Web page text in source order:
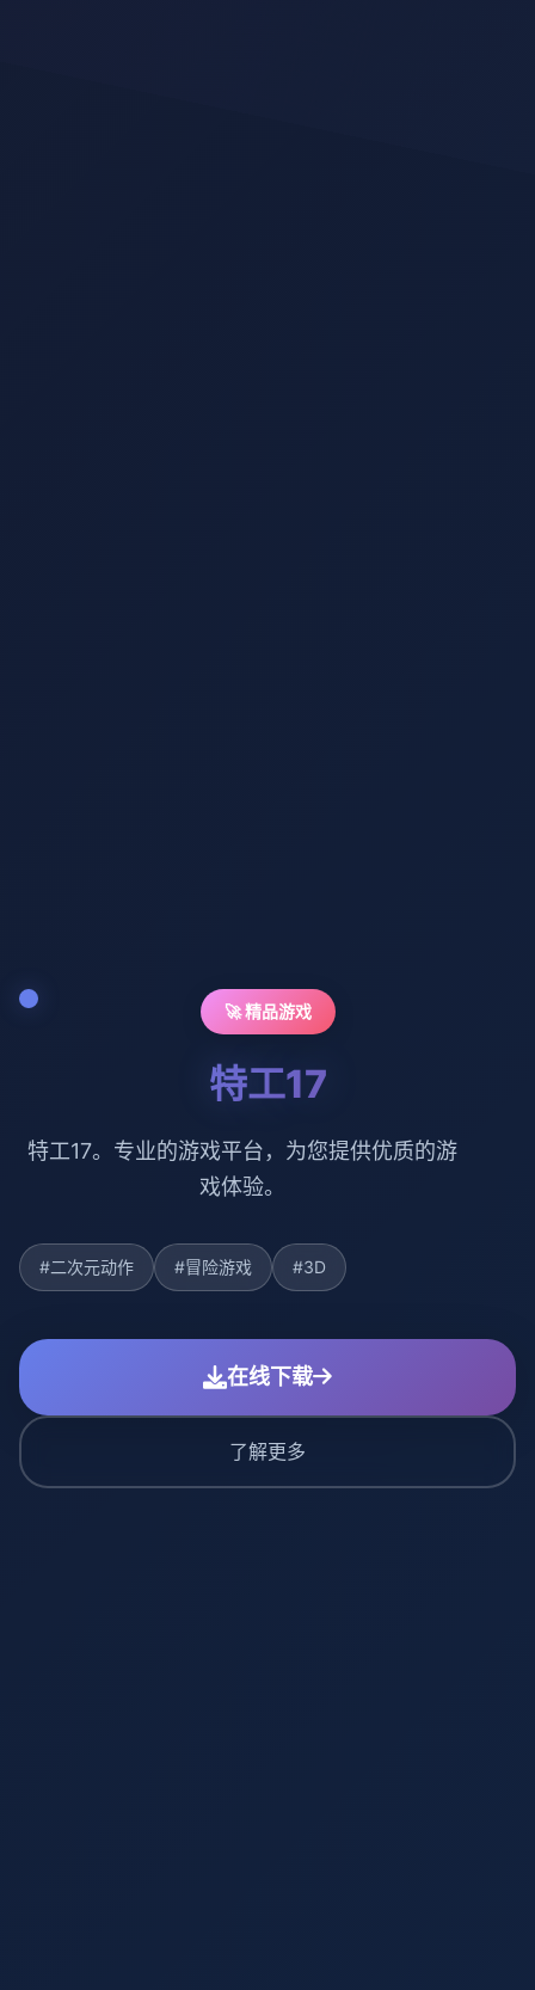
🚀 精品游戏
特工17
特工17。专业的游戏平台，为您提供优质的游
戏体验。
#二次元动作 #冒险游戏 #3D
在线下载
了解更多